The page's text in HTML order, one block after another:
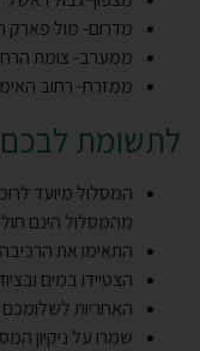
מדרום- מול פארק
ממערב- צומת
ממזרח- רחוב
לתשומת לבכם
המסלול מיועד
מהמסלול הינם
התאימו את
הצטיידו במים
האחריות
שמרו על ניקיון